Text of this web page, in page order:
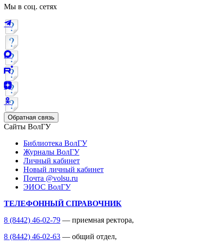
Мы в соц. сетях
Обратная связь
Сайты ВолГУ
Библиотека ВолГУ
Журналы ВолГУ
Личный кабинет
Новый личный кабинет
Почта @volsu.ru
ЭИОС ВолГУ
ТЕЛЕФОННЫЙ СПРАВОЧНИК
8 (8442) 46-02-79 — приемная ректора,
8 (8442) 46-02-63 — общий отдел,